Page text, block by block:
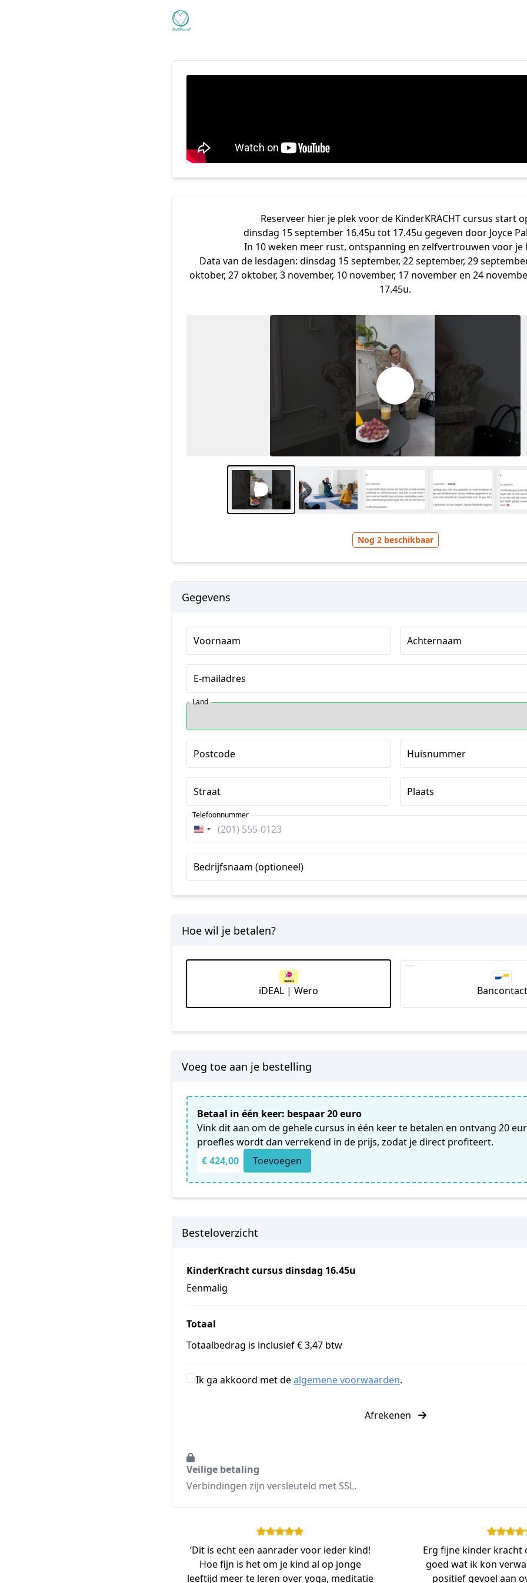
Reserveer hier je plek voor de KinderKRACHT cursus start
dinsdag 15 september 16.45u tot 17.45u gegeven door Joyce
In 10 weken meer rust, ontspanning en zelfvertrouwen voor je
Data van de lesdagen: dinsdag 15 september, 22 september, 29
oktober, 27 oktober, 3 november, 10 november, 17 november en 24
17.45u.
Nog 2 beschikbaar
Gegevens
Voornaam Achternaam
E-mailadres
Land
Postcode Huisnummer
Straat Plaats
Verenigde
Staten
+1
Telefoonnummer
Bedrijfsnaam (optioneel)
Hoe wil je betalen?
iDEAL | Wero Bancontact
Voeg toe aan je bestelling
Betaal in één keer: bespaar 20 euro
Vink dit aan om de gehele cursus in één keer te betalen en ontvang 20
proefles wordt dan verrekend in de prijs, zodat je direct profiteert.
€ 424,00
Toevoegen
Besteloverzicht
KinderKracht cursus dinsdag 16.45u
Eenmalig
Totaal
Totaalbedrag is inclusief € 3,47 btw
Ik ga akkoord met dealgemene voorwaarden.
Afrekenen
Veilige betaling
Verbindingen zijn versleuteld met SSL.
‘Dit is echt een aanrader voor ieder kind!
Hoe fijn is het om je kind al op jonge
leeftijd meer te leren over yoga, meditatie
Erg fijne kinder kracht
goed wat ik kon
positief gevoel aan